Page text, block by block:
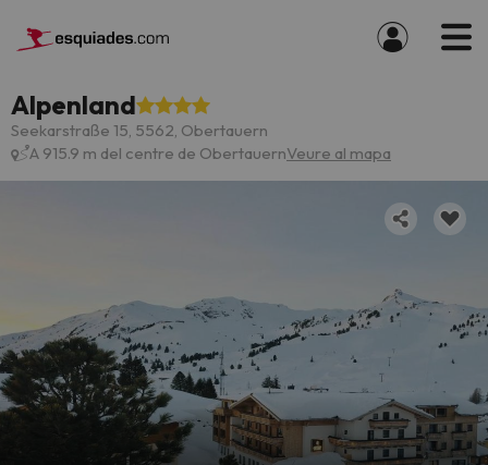
Alpenland
Seekarstraße 15, 5562, Obertauern
A 915.9 m del centre de ObertauernVeure al mapa